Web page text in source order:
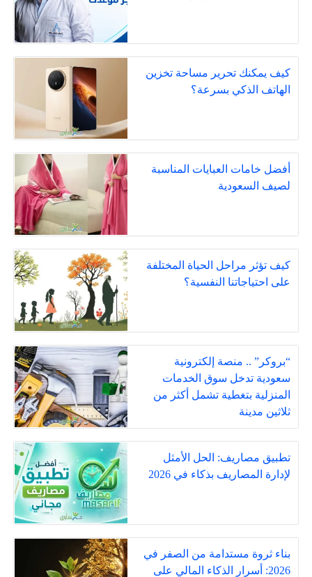
كيف يمكنك تحرير مساحة تخزين
الهاتف الذكي بسرعة؟
أفضل خامات العبايات المناسبة
لصيف السعودية
كيف تؤثر مراحل الحياة المختلفة
على احتياجاتنا النفسية؟
“بروكر” .. منصة إلكترونية
سعودية تدخل سوق الخدمات
المنزلية بتغطية تشمل أكثر من
ثلاثين مدينة
تطبيق مصاريف: الحل الأمثل
لإدارة المصاريف بذكاء في 2026
بناء ثروة مستدامة من الصفر في
2026: أسرار الذكاء المالي على